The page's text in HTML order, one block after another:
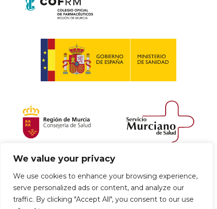
We value your privacy
We use cookies to enhance your browsing experience,
serve personalized ads or content, and analyze our
traffic. By clicking "Accept All", you consent to our use
Política de envío y devoluciones
Política de privacidad Uso de cookies